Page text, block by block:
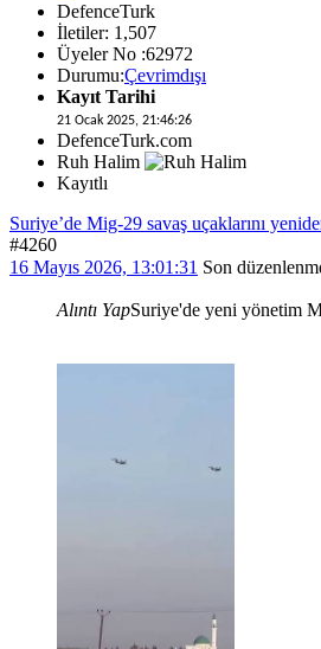
DefenceTurk
İletiler: 1,507
Üyeler No :62972
Durumu:Çevrimdışı
Kayıt Tarihi
21 Ocak 2025, 21:46:26
DefenceTurk.com
Ruh Halim
Kayıtlı
Suriye’de Mig-29 savaş uçaklarını
#4260
16 Mayıs 2026, 13:01:31 Son
Alıntı YapSuriye'de yeni yönetim